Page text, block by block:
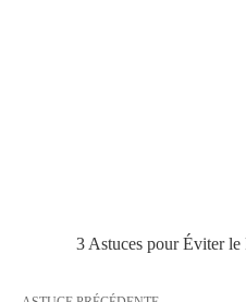
3 Astuces pour Éviter le